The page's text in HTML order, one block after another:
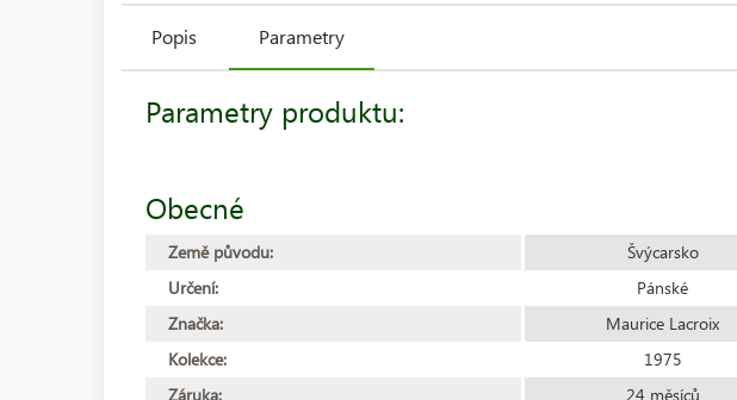
Popis Parametry
Parametry produktu:
Obecné
Země původu:
Švýcarsko
Určení:
Pánské
Značka:
Maurice Lacroix
Kolekce:
1975
Záruka:
24 měsíců